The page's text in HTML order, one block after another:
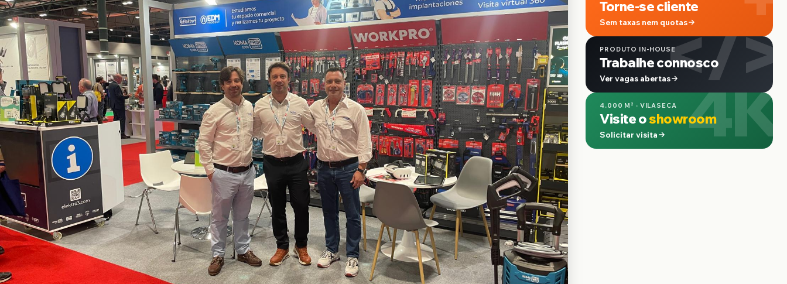
Torne-se cliente
Sem taxas nem quotas</>
PRODUTO IN-HOUSE
Trabalhe connosco
Ver vagas abertas 4K
4.000 M² · VILASECA
Visite oshowroom
Solicitar visita